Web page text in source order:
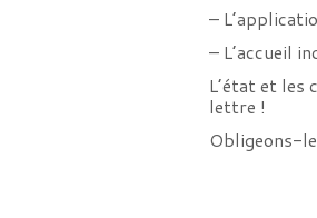
–
– L’accueil
L’état et les
lettre !
Obligeons-